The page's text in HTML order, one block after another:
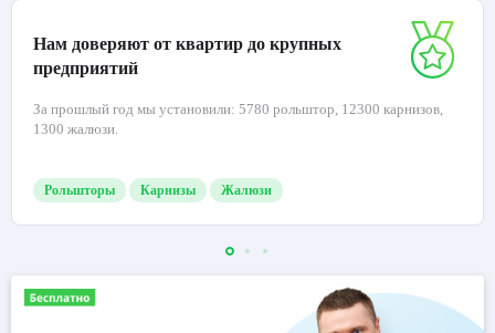
Нам доверяют от квартир до крупных
предприятий
За прошлый год мы установили: 5780 рольштор, 12300 карнизов,
1300 жалюзи.
Рольшторы Карнизы Жалюзи